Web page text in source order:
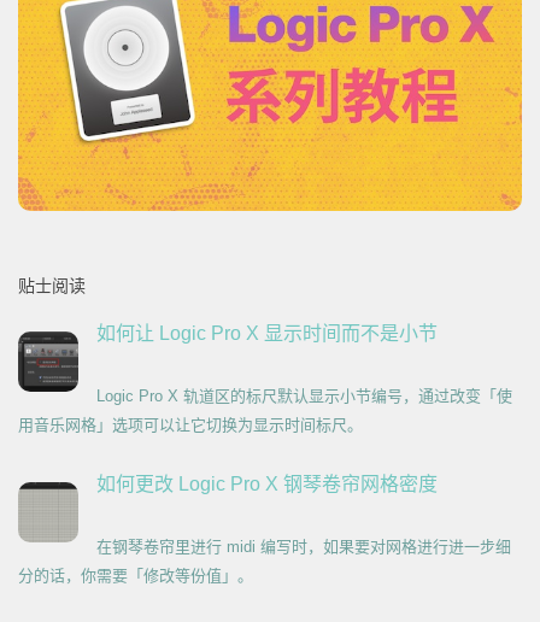
贴士阅读
如何让 Logic Pro X 显示时间而不是小节
Logic Pro X 轨道区的标尺默认显示小节编号，通过改变「使
用音乐网格」选项可以让它切换为显示时间标尺。
如何更改 Logic Pro X 钢琴卷帘网格密度
在钢琴卷帘里进行 midi 编写时，如果要对网格进行进一步细
分的话，你需要「修改等份值」。